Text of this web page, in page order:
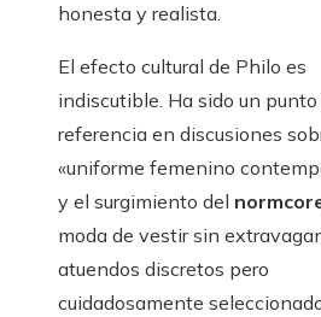
honesta y realista.
El efecto cultural de Philo es
indiscutible. Ha sido un punto
referencia en discusiones
«uniforme femenino
y el surgimiento del
moda de vestir sin
atuendos discretos pero
cuidadosamente